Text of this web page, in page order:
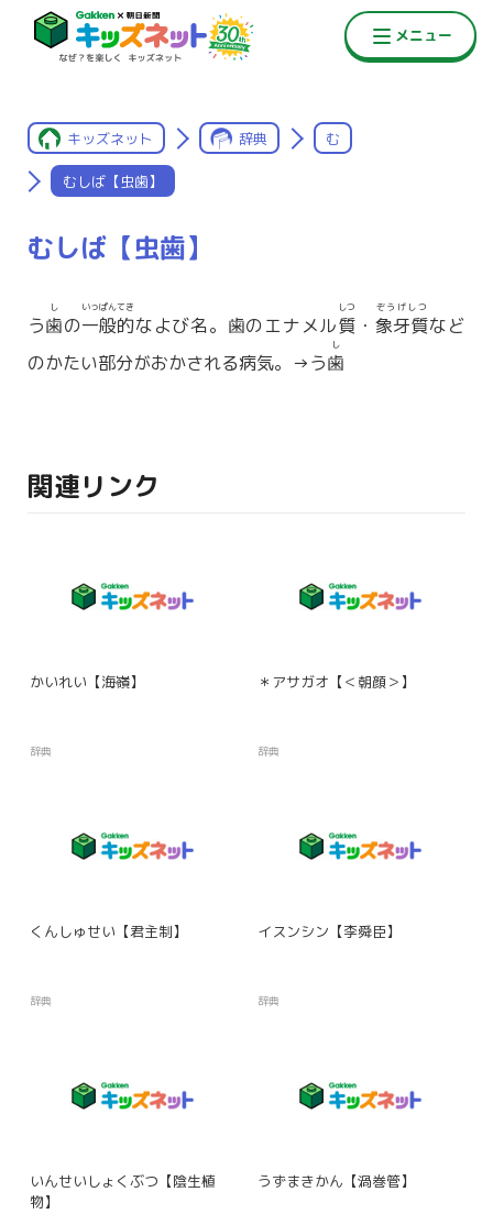
キッズネット 辞典 む
むしば【虫歯】
むしば【虫歯】
う歯
し
の一般的
いっぱんてき
なよび名。歯のエナメル質
しつ
・ 象牙質
ぞうげしつ
など
のかたい部分がおかされる病気。→う歯
し
関連リンク
かいれい【海嶺】
辞典
＊アサガオ【＜朝顔＞】
辞典
くんしゅせい【君主制】
辞典
イスンシン【李舜臣】
辞典
いんせいしょくぶつ【陰生植
物】
うずまきかん【渦巻管】